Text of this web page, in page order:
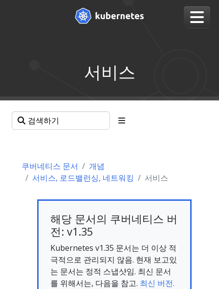
서비스
쿠버네티스 문서
개념
서비스, 로드밸런싱, 네트워킹
서비스
해당 문서의 쿠버네티스 버
전: v1.35
Kubernetes v1.35 문서는 더 이상 적
극적으로 관리되지 않음. 현재 보고있
는 문서는 정적 스냅샷임. 최신 문서
를 위해서는, 다음을 참고. 최신 버전.